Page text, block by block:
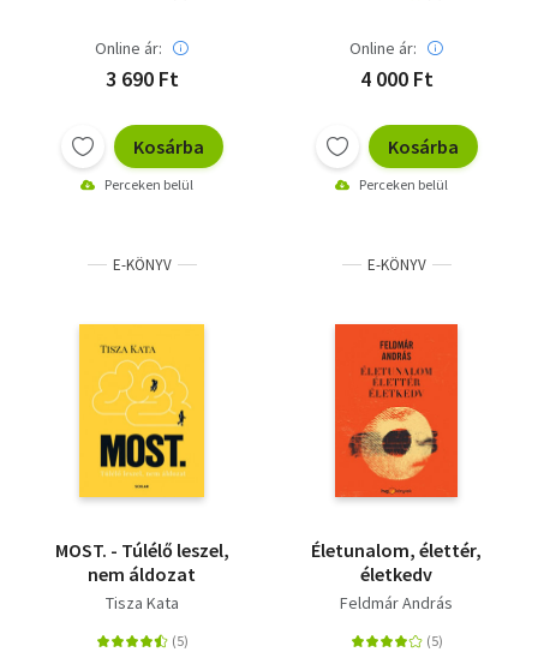
Online ár:
3 690 Ft
Kosárba
Perceken belül
Online ár:
4 000 Ft
Kosárba
Perceken belül
E-KÖNYV
MOST. - Túlélő leszel,
nem áldozat
Tisza Kata
E-KÖNYV
Életunalom, élettér,
életkedv
Feldmár András